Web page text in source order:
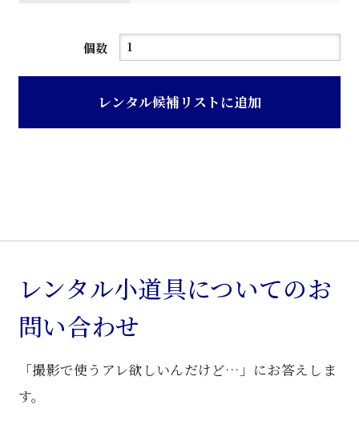
個数
濃
木
デ
ス
ク
レンタル候補リストに追加
レンタル小道具についてのお
問い合わせ
「撮影で使うアレ欲しいんだけど…」にお答えしま
す。